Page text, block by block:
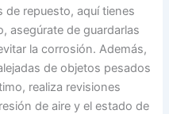
repuesto, aquí tienes
asegúrate de guardarlas
la corrosión. Además,
de objetos pesados
realiza revisiones
de aire y el estado de